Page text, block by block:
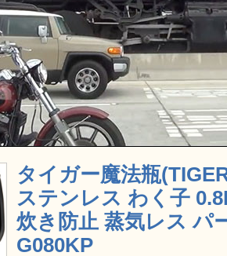
タイガー魔法瓶
ステンレス わく子
炊き防止 蒸気レス パ
G080KP